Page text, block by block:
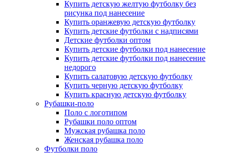
Купить детскую желтую футболку без
рисунка под нанесение
Купить оранжевую детскую футболку
Купить детские футболки с надписями
Детские футболки оптом
Купить детские футболки под нанесение
Купить детские футболки под нанесение
недорого
Купить салатовую детскую футболку
Купить черную детскую футболку
Купить красную детскую футболку
Рубашки-поло
Поло с логотипом
Рубашки поло оптом
Мужская рубашка поло
Женская рубашка поло
Футболки поло